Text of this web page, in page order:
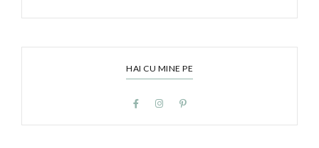
HAI CU MINE PE